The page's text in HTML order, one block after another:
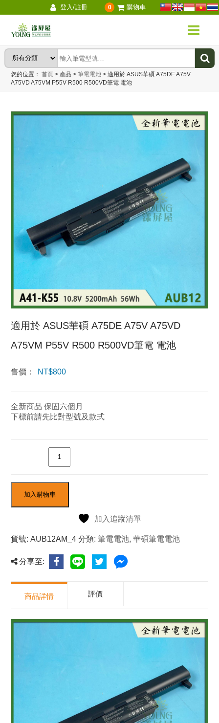
登入/註冊 0 購物車
您的位置：首頁 > 產品 > 筆電電池 > 適用於 ASUS華碩 A75DE A75V
A75VD A75VM P55V R500 R500VD筆電 電池
適用於 ASUS華碩 A75DE A75V A75VD
A75VM P55V R500 R500VD筆電 電池
售價： NT$800
全新商品 保固六個月
下標前請先比對型號及款式
加入購物車
加入追蹤清單
貨號:AUB12AM_4 分類:筆電電池,華碩筆電電池
分享至:
商品詳情 評價